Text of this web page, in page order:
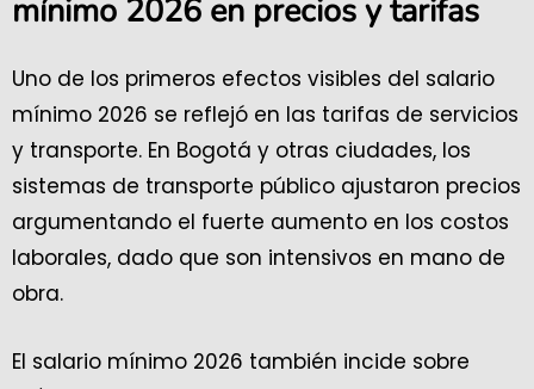
mínimo 2026 en precios y tarifas
Uno de los primeros efectos visibles del salario
mínimo 2026 se reflejó en las tarifas de servicios
y transporte. En Bogotá y otras ciudades, los
sistemas de transporte público ajustaron precios
argumentando el fuerte aumento en los costos
laborales, dado que son intensivos en mano de
obra.
El salario mínimo 2026 también incide sobre